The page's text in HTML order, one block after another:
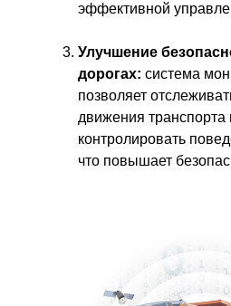
эффективной
Улучшение
дорогах: система
позволяет
движения транспорта
контролировать
что повышает
Автоматизируем
автопарки уже
более 15 лет
до